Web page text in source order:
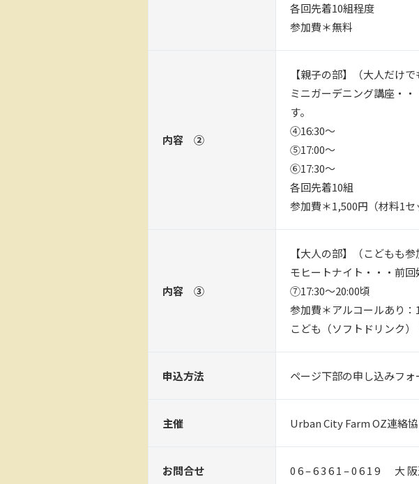
各回先着10組程度
参加費＊無料
内容 ②
【親子の部】（大人だけで
ミニガーデニング講座・
す。
④16:30～
⑤17:00～
⑥17:30～
各回先着10組
参加費＊1,500円（材料1セ
内容 ③
【大人の部】（こどもも
モヒートナイト・・・前
⑦17:30～20:00頃
参加費＊アルコールあり
こども（ソフトドリンク）
申込方法 ページ下部の申し込みフォ
主催 Urban City Farm OZ連絡
お問合せ 0 6 – 6 3 6 1 – 0 6 1 9 大